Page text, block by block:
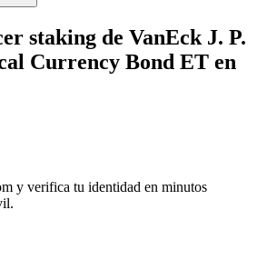
staking de VanEck J. P.
Currency Bond ET en
y verifica tu identidad en minutos